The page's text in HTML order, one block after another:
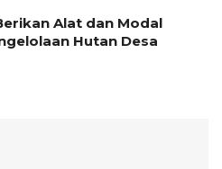
Alat dan Modal
Hutan Desa